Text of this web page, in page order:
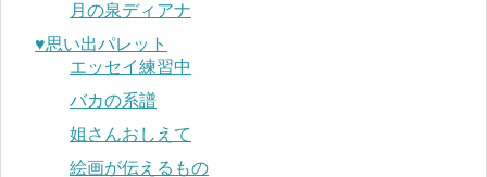
月の泉ディアナ
♥︎思い出パレット
エッセイ練習中
バカの系譜
姐さんおしえて
絵画が伝えるもの